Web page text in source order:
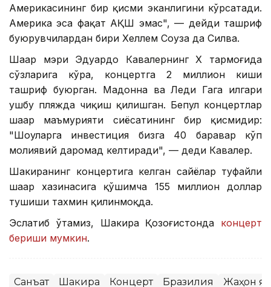
Америкасининг бир қисми эканлигини кўрсатади.
Америка эса фақат АҚШ эмас", — дейди ташриф
буюрувчилардан бири Хеллем Соуза да Силва.
Шаҳар мэри Эдуардо Кавалернинг Х тармоғида
сўзларига кўра, концертга 2 миллион киши
ташриф буюрган. Мадонна ва Леди Гага илгари
ушбу пляжда чиқиш қилишган. Бепул концертлар
шаҳар маъмурияти сиёсатининг бир қисмидир:
"Шоуларга инвестиция бизга 40 баравар кўп
молиявий даромад келтиради", — деди Кавалер.
Шакиранинг концертига келган сайёҳлар туфайли
шаҳар хазинасига қўшимча 155 миллион доллар
тушиши тахмин қилинмоқда.
Эслатиб ўтамиз, Шакира Қозоғистонда концерт
бериши мумкин.
Санъат Шакира Концерт Бразилия Жаҳон